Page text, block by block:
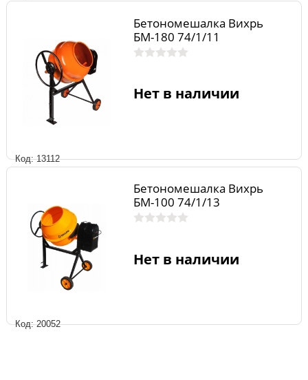
Код: 13112
Бетономешалка Вихрь
БМ-180 74/1/11
Нет в наличии
Код: 20052
Бетономешалка Вихрь
БМ-100 74/1/13
Нет в наличии